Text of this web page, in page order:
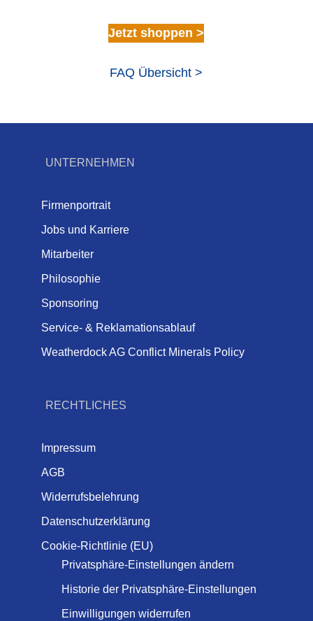
Jetzt shoppen >
FAQ Übersicht >
UNTERNEHMEN
Firmenportrait
Jobs und Karriere
Mitarbeiter
Philosophie
Sponsoring
Service- & Reklamationsablauf
Weatherdock AG Conflict Minerals Policy
RECHTLICHES
Impressum
AGB
Widerrufsbelehrung
Datenschutzerklärung
Cookie-Richtlinie (EU)
Privatsphäre-Einstellungen ändern
Historie der Privatsphäre-Einstellungen
Einwilligungen widerrufen